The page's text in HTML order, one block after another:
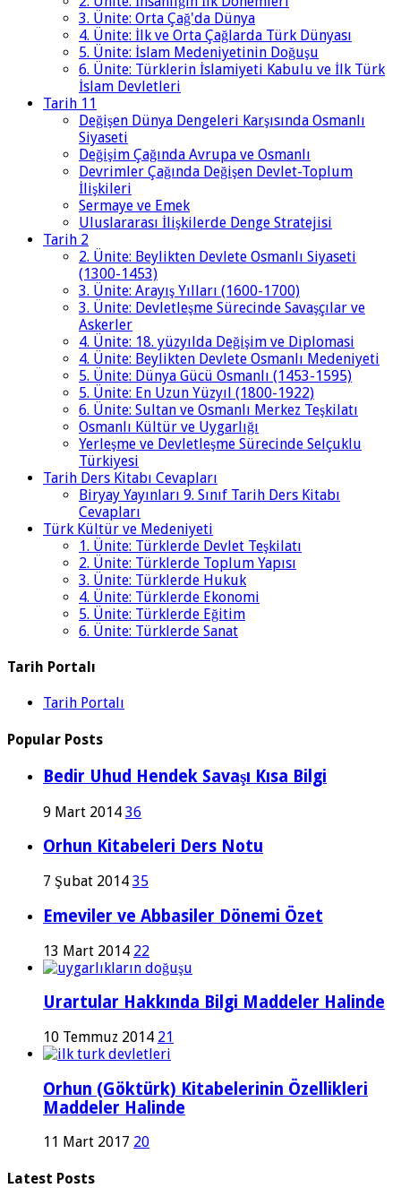
3. Ünite: Orta Çağ'da Dünya
4. Ünite: İlk ve Orta Çağlarda Türk Dünyası
5. Ünite: İslam Medeniyetinin Doğuşu
6. Ünite: Türklerin İslamiyeti Kabulu ve İlk Türk
İslam Devletleri
Tarih 11
Değişen Dünya Dengeleri Karşısında Osmanlı
Siyaseti
Değişim Çağında Avrupa ve Osmanlı
Devrimler Çağında Değişen Devlet-Toplum
İlişkileri
Sermaye ve Emek
Uluslararası İlişkilerde Denge Stratejisi
Tarih 2
2. Ünite: Beylikten Devlete Osmanlı Siyaseti
(1300-1453)
3. Ünite: Arayış Yılları (1600-1700)
3. Ünite: Devletleşme Sürecinde Savaşçılar ve
Askerler
4. Ünite: 18. yüzyılda Değişim ve Diplomasi
4. Ünite: Beylikten Devlete Osmanlı Medeniyeti
5. Ünite: Dünya Gücü Osmanlı (1453-1595)
5. Ünite: En Uzun Yüzyıl (1800-1922)
6. Ünite: Sultan ve Osmanlı Merkez Teşkilatı
Osmanlı Kültür ve Uygarlığı
Yerleşme ve Devletleşme Sürecinde Selçuklu
Türkiyesi
Tarih Ders Kitabı Cevapları
Biryay Yayınları 9. Sınıf Tarih Ders Kitabı
Cevapları
Türk Kültür ve Medeniyeti
1. Ünite: Türklerde Devlet Teşkilatı
2. Ünite: Türklerde Toplum Yapısı
3. Ünite: Türklerde Hukuk
4. Ünite: Türklerde Ekonomi
5. Ünite: Türklerde Eğitim
6. Ünite: Türklerde Sanat
Tarih Portalı
Tarih Portalı
Popular Posts
Bedir Uhud Hendek Savaşı Kısa Bilgi
9 Mart 2014 36
Orhun Kitabeleri Ders Notu
7 Şubat 2014 35
Emeviler ve Abbasiler Dönemi Özet
13 Mart 2014 22
Urartular Hakkında Bilgi Maddeler Halinde
10 Temmuz 2014 21
Orhun (Göktürk) Kitabelerinin Özellikleri
Maddeler Halinde
11 Mart 2017 20
Latest Posts